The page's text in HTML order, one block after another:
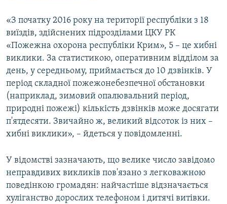
«З початку 2016 року на території республіки з 18
виїздів, здійснених підрозділами ЦКУ РК
«Пожежна охорона республіки Крим», 5 – це хибні
виклики. За статистикою, оперативним відділом за
день, у середньому, приймається до 10 дзвінків. У
період складної пожежонебезпечної обстановки
(наприклад, зимовий опалювальний період,
природні пожежі) кількість дзвінків може досягати
п'ятдесяти. Звичайно ж, великий відсоток із них –
хибні виклики», – йдеться у повідомленні.
У відомстві зазначають, що велике число завідомо
неправдивих викликів пов'язано з легковажною
поведінкою громадян: найчастіше відзначається
хуліганство дорослих телефоном і дитячі витівки.